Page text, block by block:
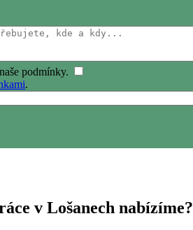
podmínky.
.
v Lošanech nabízíme?